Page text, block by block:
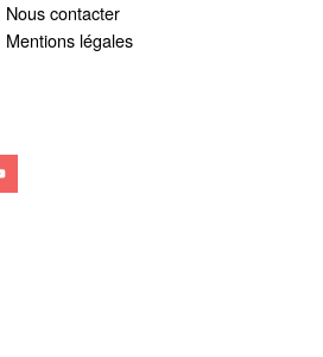
Nous contacter
Mentions légales